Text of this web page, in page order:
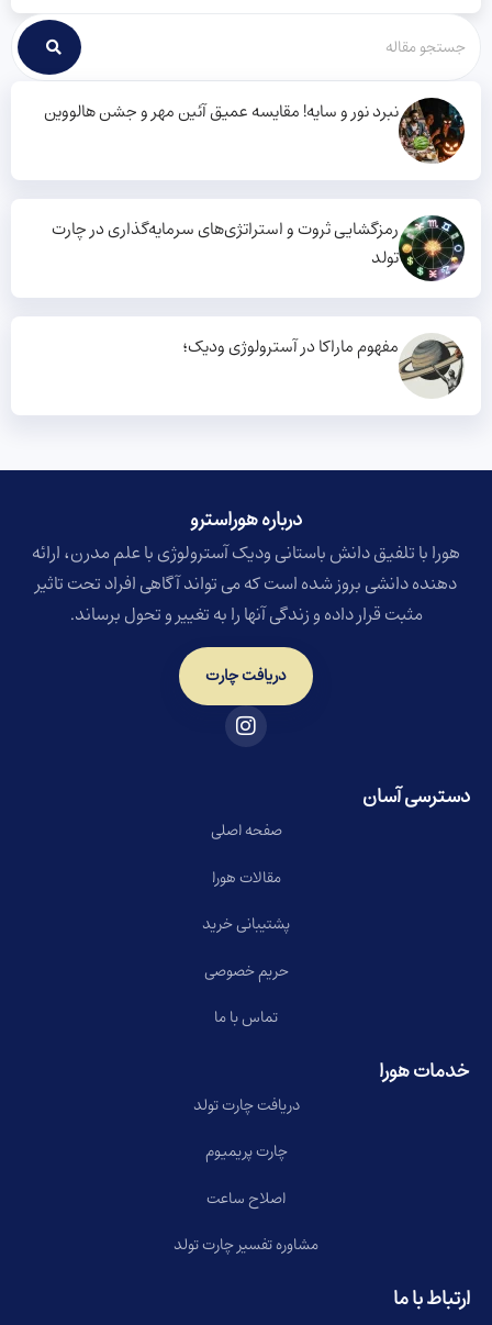
نبرد نور و سایه! مقایسه عمیق آئین مهر و جشن هالووین
رمزگشایی ثروت و استراتژی‌های سرمایه‌گذاری در چارت
تولد
مفهوم ماراکا در آسترولوژی ودیک؛
درباره هوراسترو​
هورا با تلفیق دانش باستانی ودیک آسترولوژی با علم مدرن، ارائه
دهنده دانشی بروز شده است که می تواند آگاهی افراد تحت تاثیر
مثبت قرار داده و زندگی آنها را به تغییر و تحول برساند.
دریافت چارت
دسترسی آسان
صفحه اصلی
مقالات هورا
پشتیبانی خرید
حریم خصوصی
تماس با ما
خدمات هورا
دریافت چارت تولد
چارت پریمیوم
اصلاح ساعت
مشاوره تفسیر چارت تولد
ارتباط با ما